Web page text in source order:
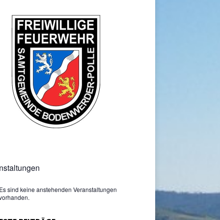
Es sind keine anstehenden Veranstaltungen